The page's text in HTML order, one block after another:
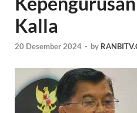
Kalla
20 Desember 2024 - by